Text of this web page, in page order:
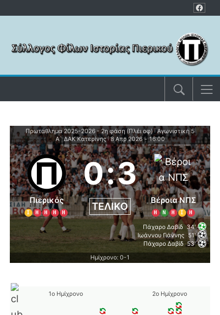
Πρωτάθλημα 2025-2026 - 2η φάση (Πλέι οφ) | Αγωνιστική 5
Α` ΔΑΚ Κατερίνης | 8 Απρ 2026 - 16:00
Πιερικός
Ι Η Η Η Η
0:3
ΤΕΛΙΚΌ
Βέροια ΝΠΣ
Η Ν Η Ι Η
Πάχαρο Δαβίδ 34'
Ιωάννου Γιάννης 51'
Πάχαρο Δαβίδ 53'
Ημίχρονο: 0-1
1ο Ημίχρονο 2ο Ημίχρονο